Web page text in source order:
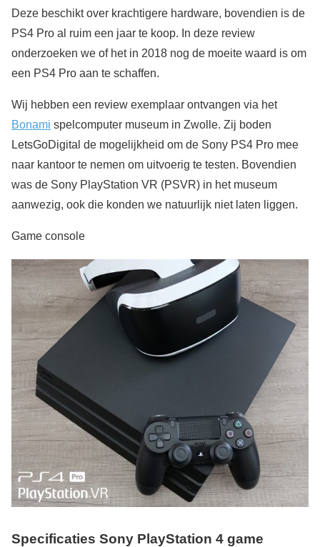
Deze beschikt over krachtigere hardware, bovendien is de
PS4 Pro al ruim een jaar te koop. In deze review
onderzoeken we of het in 2018 nog de moeite waard is om
een PS4 Pro aan te schaffen.
Wij hebben een review exemplaar ontvangen via het
Bonami spelcomputer museum in Zwolle. Zij boden
LetsGoDigital de mogelijkheid om de Sony PS4 Pro mee
naar kantoor te nemen om uitvoerig te testen. Bovendien
was de Sony PlayStation VR (PSVR) in het museum
aanwezig, ook die konden we natuurlijk niet laten liggen.
Game console
Specificaties Sony PlayStation 4 game